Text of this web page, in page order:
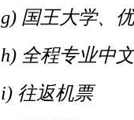
g) 国王大学、
h) 全程专业中
i) 往返机票